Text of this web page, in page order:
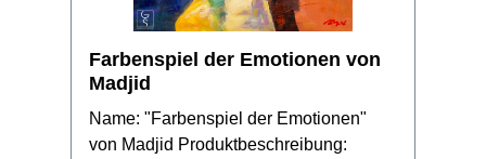
Farbenspiel der Emotionen von
Madjid
Name: "Farbenspiel der Emotionen"
von Madjid Produktbeschreibung: